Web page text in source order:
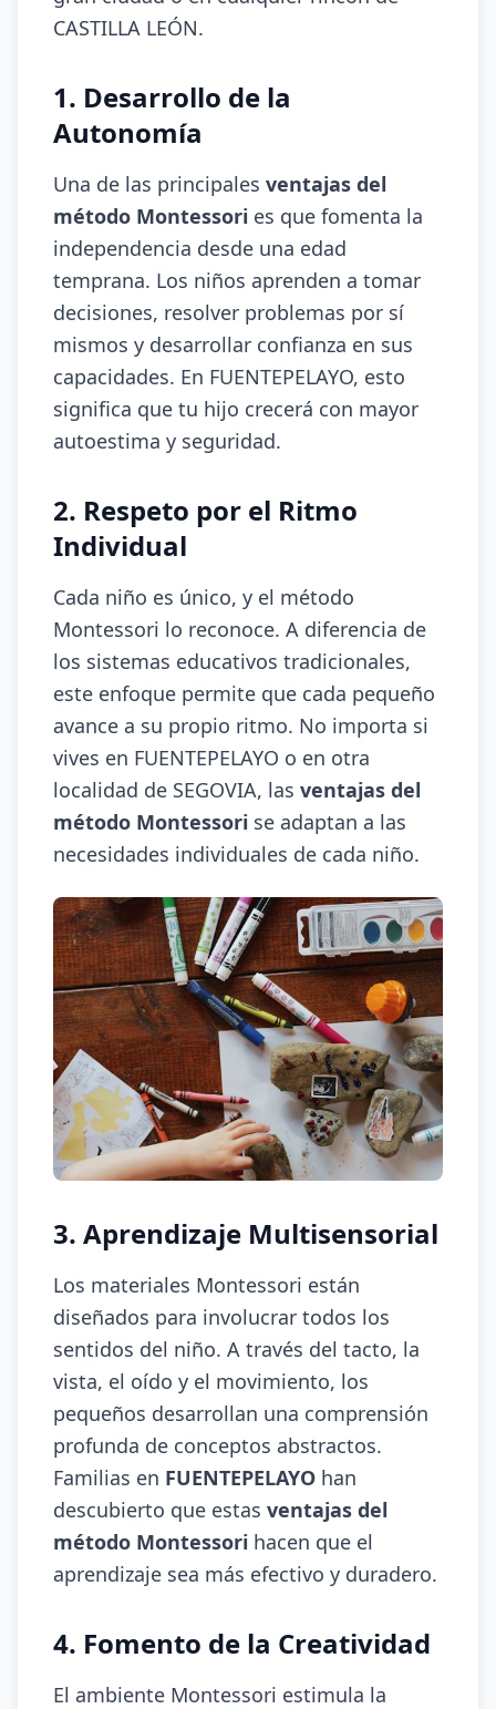
CASTILLA LEÓN.
1. Desarrollo de la
Autonomía
Una de las principales ventajas del
método Montessori es que fomenta la
independencia desde una edad
temprana. Los niños aprenden a tomar
decisiones, resolver problemas por sí
mismos y desarrollar confianza en sus
capacidades. En FUENTEPELAYO, esto
significa que tu hijo crecerá con mayor
autoestima y seguridad.
2. Respeto por el Ritmo
Individual
Cada niño es único, y el método
Montessori lo reconoce. A diferencia de
los sistemas educativos tradicionales,
este enfoque permite que cada pequeño
avance a su propio ritmo. No importa si
vives en FUENTEPELAYO o en otra
localidad de SEGOVIA, las ventajas del
método Montessori se adaptan a las
necesidades individuales de cada niño.
3. Aprendizaje Multisensorial
Los materiales Montessori están
diseñados para involucrar todos los
sentidos del niño. A través del tacto, la
vista, el oído y el movimiento, los
pequeños desarrollan una comprensión
profunda de conceptos abstractos.
Familias en FUENTEPELAYO han
descubierto que estas ventajas del
método Montessori hacen que el
aprendizaje sea más efectivo y duradero.
4. Fomento de la Creatividad
El ambiente Montessori estimula la